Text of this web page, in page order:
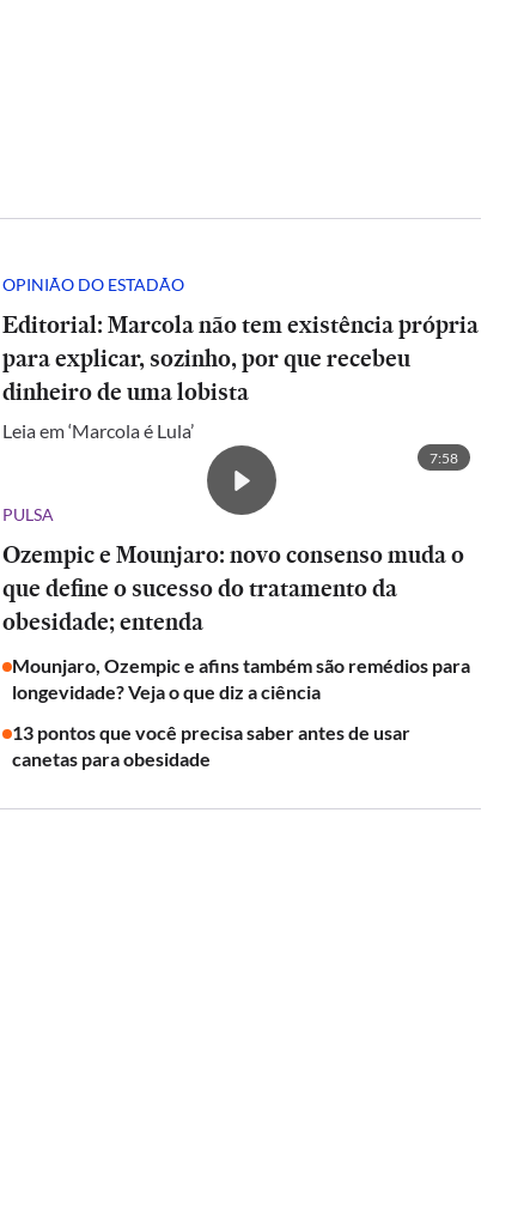
OPINIÃO DO ESTADÃO
Editorial: Marcola não tem existência própria
para explicar, sozinho, por que recebeu
dinheiro de uma lobista
Leia em ‘Marcola é Lula’
7:58
PULSA
Ozempic e Mounjaro: novo consenso muda o
que define o sucesso do tratamento da
obesidade; entenda
Mounjaro, Ozempic e afins também são remédios para
longevidade? Veja o que diz a ciência
13 pontos que você precisa saber antes de usar
canetas para obesidade